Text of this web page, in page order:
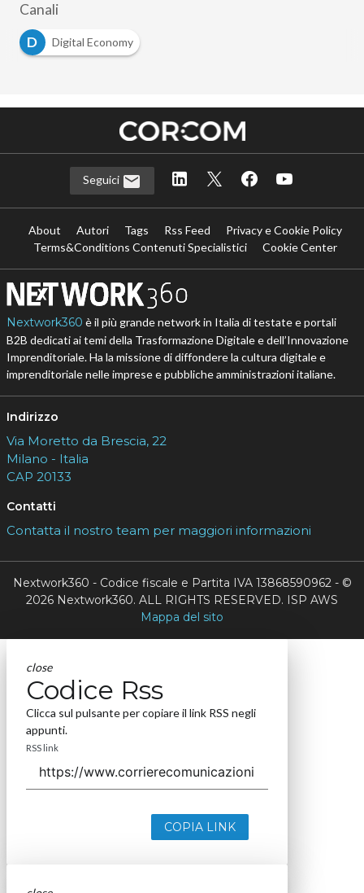
Canali
D
Digital Economy
Seguici
About Autori Tags Rss Feed
Privacy e Cookie Policy
Terms&Conditions Contenuti Specialistici
Cookie Center
Nextwork360 è il più grande network in Italia di testate e portali
B2B dedicati ai temi della Trasformazione Digitale e dell’Innovazione
Imprenditoriale. Ha la missione di diffondere la cultura digitale e
imprenditoriale nelle imprese e pubbliche amministrazioni italiane.
Indirizzo
Via Moretto da Brescia, 22
Milano - Italia
CAP 20133
Contatti
Contatta il nostro team per maggiori informazioni
Nextwork360 - Codice fiscale e Partita IVA 13868590962 - ©
2026 Nextwork360. ALL RIGHTS RESERVED. ISP AWS
Mappa del sito
close
Codice Rss
Clicca sul pulsante per copiare il link RSS negli
appunti.
RSS link
COPIA LINK